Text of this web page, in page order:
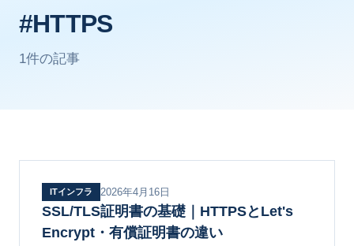
#HTTPS
1件の記事
ITインフラ 2026年4月16日
SSL/TLS証明書の基礎｜HTTPSとLet's
Encrypt・有償証明書の違い